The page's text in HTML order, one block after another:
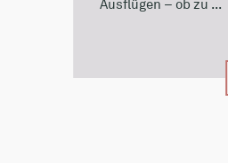
Ausflügen – ob zu ...